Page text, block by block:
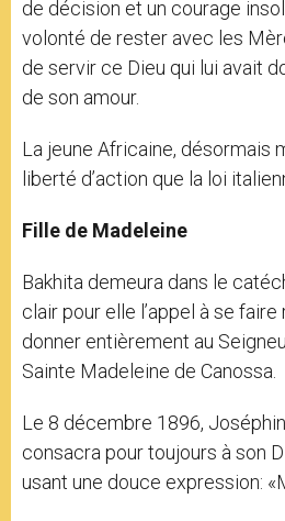
de décision et un courage
volonté de rester avec les
de servir ce Dieu qui lui avait
de son amour.
La jeune Africaine, désormais
liberté d’action que la loi
Fille de Madeleine
Bakhita demeura dans le
clair pour elle l’appel à se faire
donner entièrement au
Sainte Madeleine de Canossa.
Le 8 décembre 1896,
consacra pour toujours à son
usant une douce expression: